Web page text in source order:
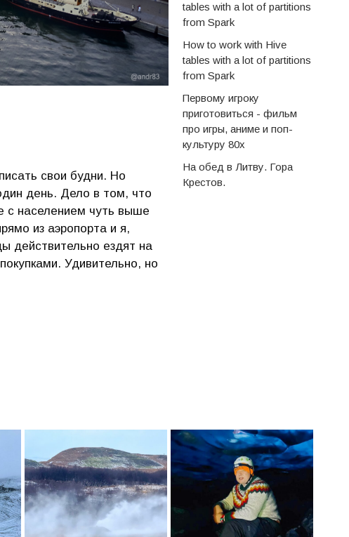
свои будни. Но
день. Дело в том, что
с населением чуть выше
из аэропорта и я,
действительно ездят на
Удивительно, но
tables with a lot of partitions
from Spark
How to work with Hive
tables with a lot of partitions
from Spark
Первому игроку
приготовиться - фильм
про игры, аниме и поп-
культуру 80х
На обед в Литву. Гора
Крестов.